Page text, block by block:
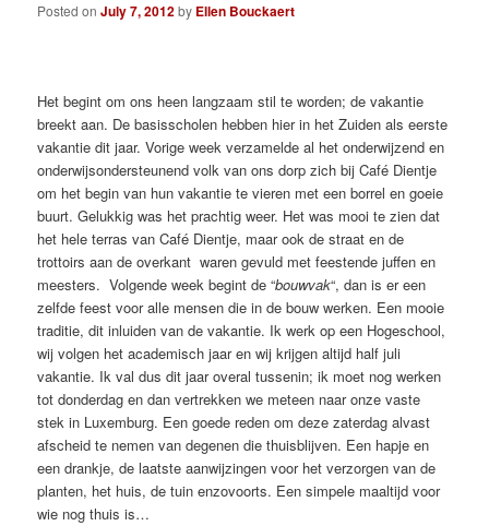
Posted onJuly 7, 2012by Ellen Bouckaert
Het begint om ons heen langzaam stil te worden; de vakantie
breekt aan. De basisscholen hebben hier in het Zuiden als eerste
vakantie dit jaar. Vorige week verzamelde al het onderwijzend en
onderwijsondersteunend volk van ons dorp zich bij Café Dientje
om het begin van hun vakantie te vieren met een borrel en goeie
buurt. Gelukkig was het prachtig weer. Het was mooi te zien dat
het hele terras van Café Dientje, maar ook de straat en de
trottoirs aan de overkant waren gevuld met feestende juffen en
meesters. Volgende week begint de “bouwvak“, dan is er een
zelfde feest voor alle mensen die in de bouw werken. Een mooie
traditie, dit inluiden van de vakantie. Ik werk op een Hogeschool,
wij volgen het academisch jaar en wij krijgen altijd half juli
vakantie. Ik val dus dit jaar overal tussenin; ik moet nog werken
tot donderdag en dan vertrekken we meteen naar onze vaste
stek in Luxemburg. Een goede reden om deze zaterdag alvast
afscheid te nemen van degenen die thuisblijven. Een hapje en
een drankje, de laatste aanwijzingen voor het verzorgen van de
planten, het huis, de tuin enzovoorts. Een simpele maaltijd voor
wie nog thuis is…